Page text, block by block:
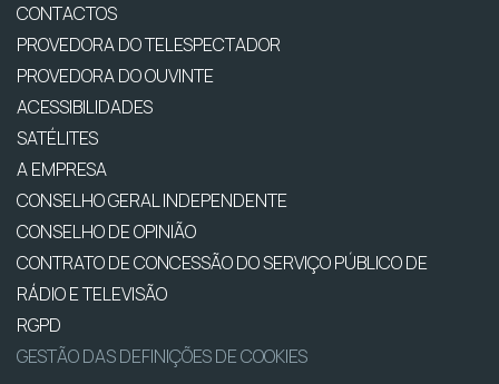
CONTACTOS
PROVEDORA DO TELESPECTADOR
PROVEDORA DO OUVINTE
ACESSIBILIDADES
SATÉLITES
A EMPRESA
CONSELHO GERAL INDEPENDENTE
CONSELHO DE OPINIÃO
CONTRATO DE CONCESSÃO DO SERVIÇO PÚBLICO DE
RÁDIO E TELEVISÃO
RGPD
GESTÃO DAS DEFINIÇÕES DE COOKIES